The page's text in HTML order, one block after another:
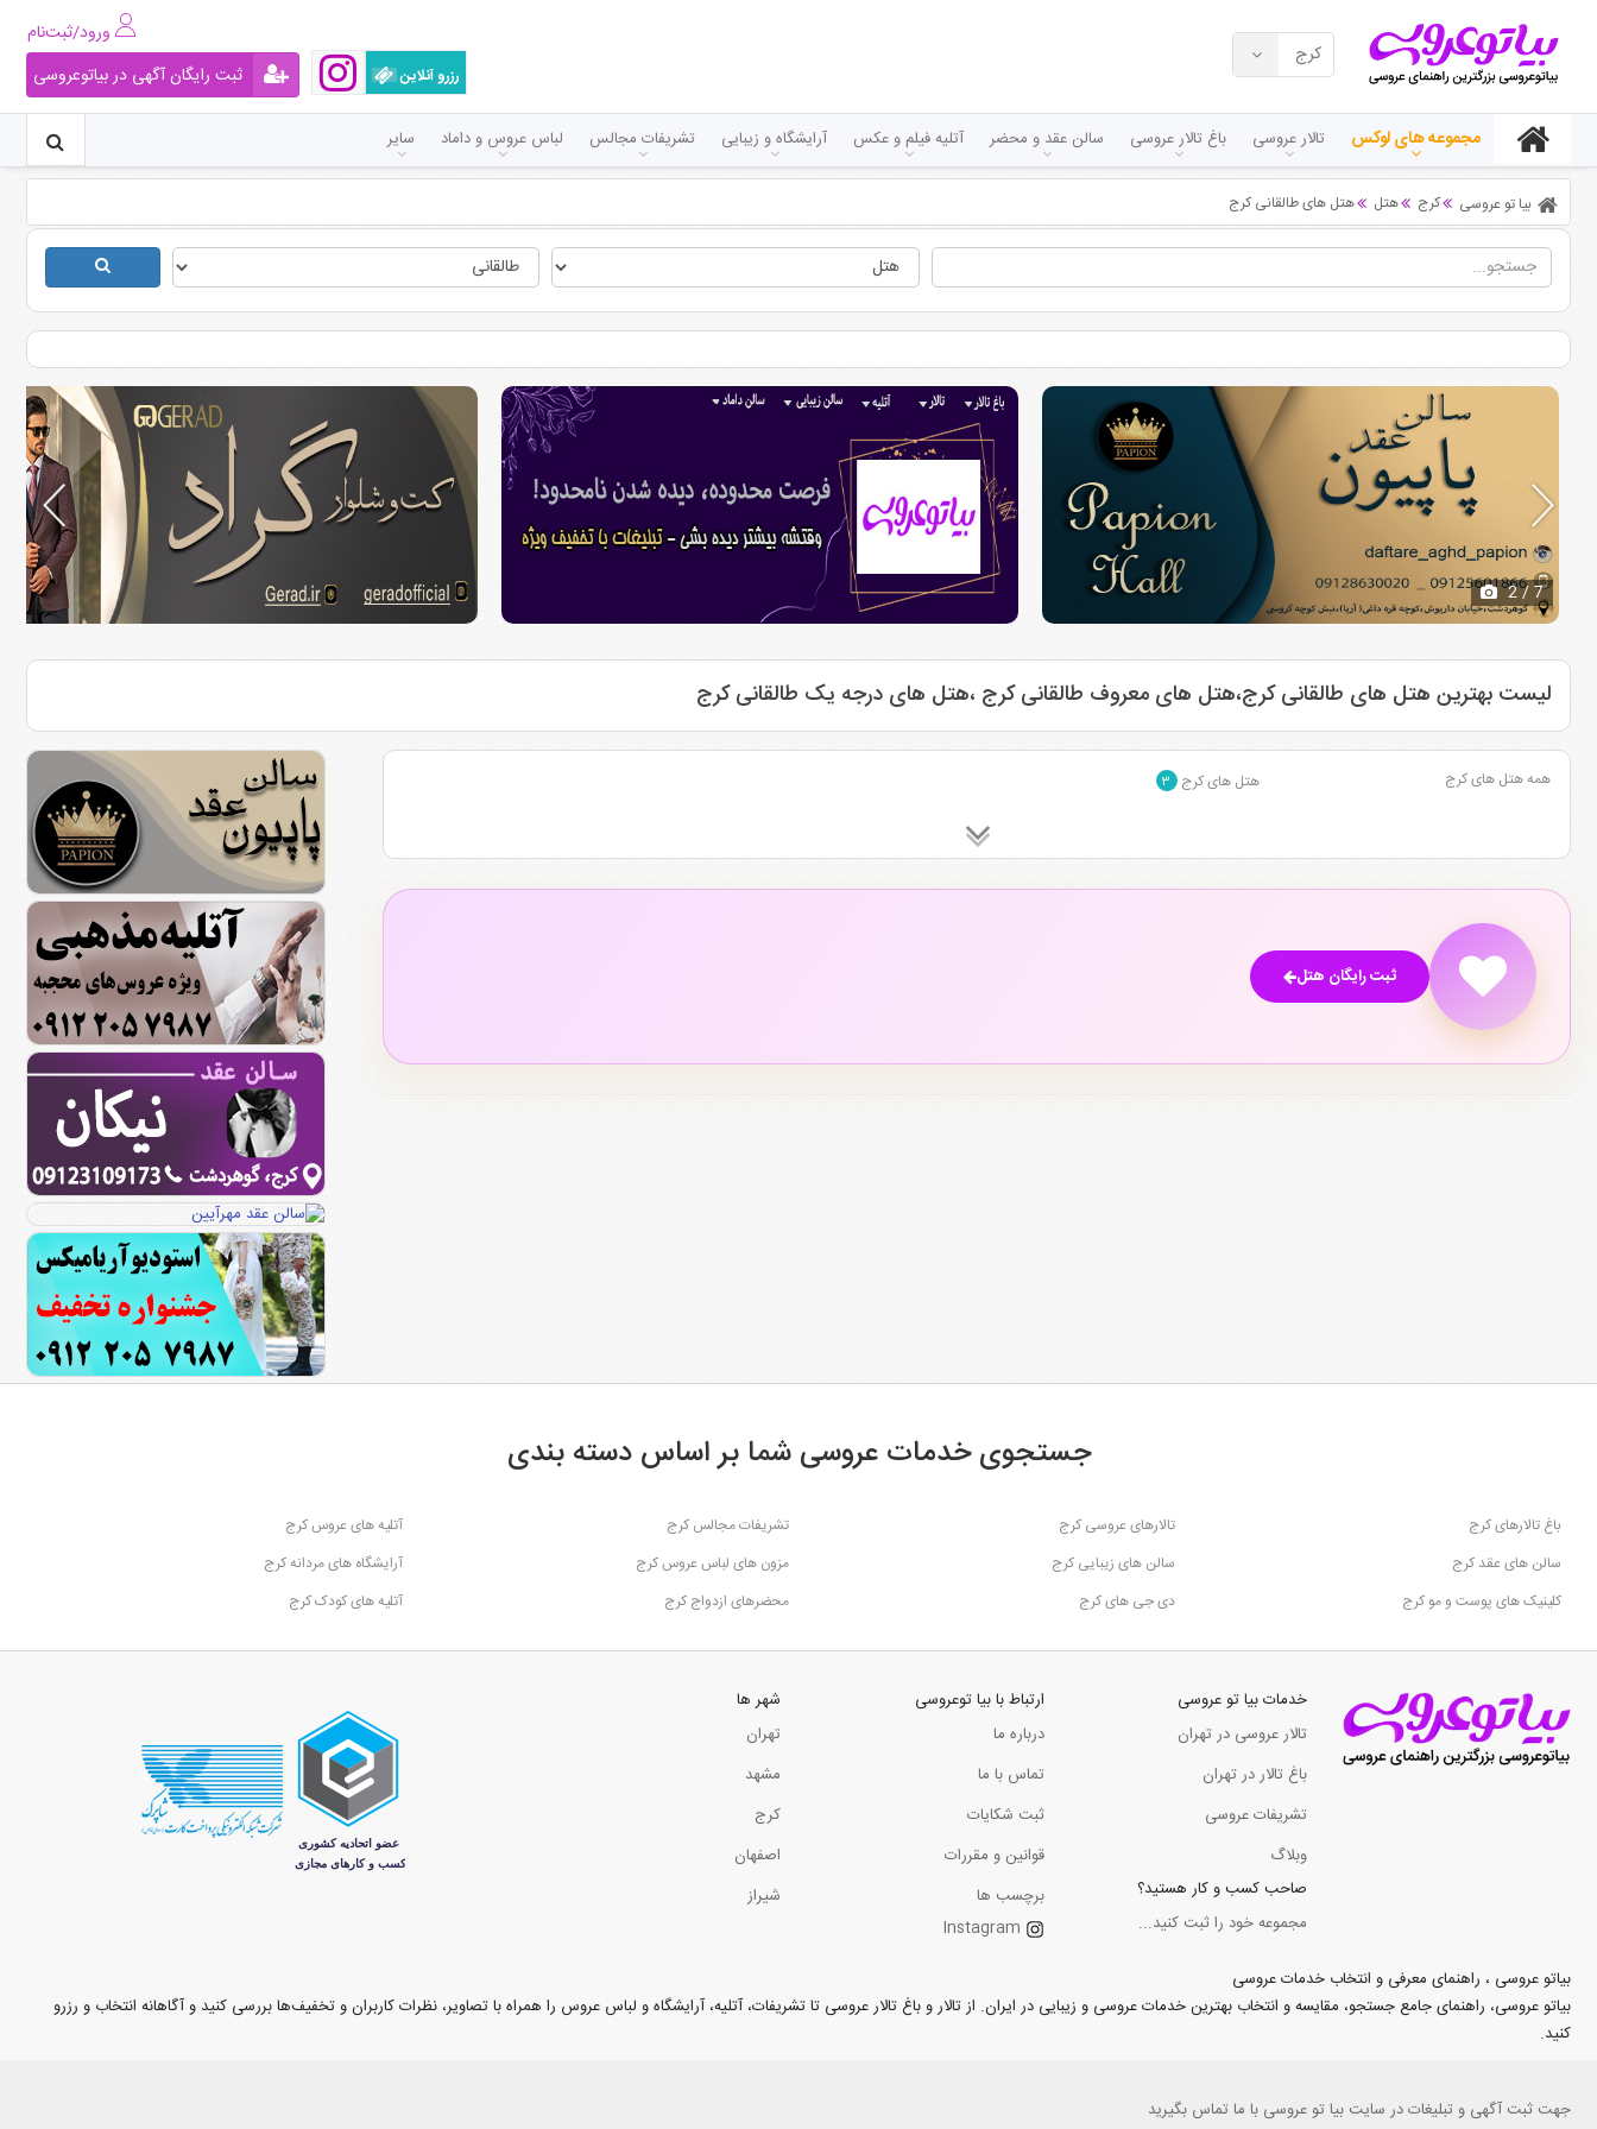
کرج
رزرو آنلاین
ثبت رایگان آگهی در بیاتوعروسی
مجموعه های لوکس تالار عروسی باغ تالار عروسی سالن عقد و محضر آتلیه فیلم و عکس آرایشگاه و زیبایی تشریفات مجالس لباس عروس و داماد سایر
بیا تو عروسی کرج هتل هتل های طالقانی کرج
2/ 7
لیست بهترین هتل های طالقانی کرج،هتل های معروف طالقانی کرج ،هتل های درجه یک طالقانی کرج
همه هتل های کرج هتل های کرج ۳
ثبت رایگان هتل
جستجوی خدمات عروسی شما بر اساس دسته بندی
باغ تالارهای کرج تالارهای عروسی کرج تشریفات مجالس کرج
آتلیه های عروس کرج
سالن های عقد کرج
سالن های زیبایی کرج مزون های لباس عروس کرج
آرایشگاه های مردانه کرج
کلینیک های پوست و مو کرج
دی جی های کرج محضرهای ازدواج کرج آتلیه های کودک کرج
خدمات بیا تو عروسی
تالار عروسی در تهران
باغ تالار در تهران
تشریفات عروسی
وبلاگ
صاحب کسب و کار هستید؟
مجموعه خود را ثبت کنید...
ارتباط با بیا توعروسی
درباره ما
تماس با ما
ثبت شکایات
قوانین و مقررات
برچسب ها
Instagram
شهر ها
تهران
مشهد
کرج
اصفهان
شیراز
بیاتو عروسی ، راهنمای معرفی و انتخاب خدمات عروسی
بیاتو عروسی، راهنمای جامع جستجو، مقایسه و انتخاب بهترین خدمات عروسی و زیبایی در ایران. از تالار و باغ تالار عروسی تا تشریفات، آتلیه، آرایشگاه و لباس عروس را همراه با تصاویر، نظرات کاربران و تخفیف‌ها بررسی کنید و آگاهانه انتخاب و رزرو
کنید.
جهت ثبت آگهی و تبلیغاتدر سایت بیا تو عروسی با ما تماس بگیرید